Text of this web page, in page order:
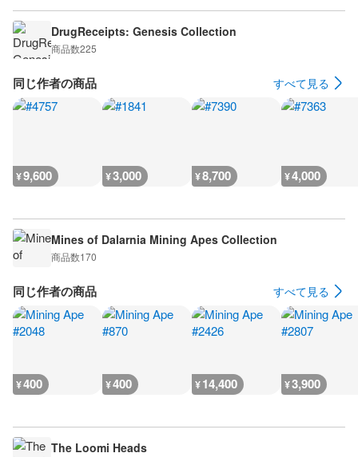
DrugReceipts: Genesis Collection
商品数225
同じ作者の商品 すべて見る
¥9,600 ¥3,000 ¥8,700 ¥4,000
Mines of Dalarnia Mining Apes Collection
商品数170
同じ作者の商品 すべて見る
¥400 ¥400 ¥14,400 ¥3,900
The Loomi Heads